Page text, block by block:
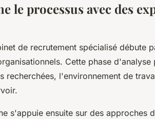
le processus avec des
de recrutement spécialisé débute
Cette phase d'analyse
recherchées, l'environnement de
s'appuie ensuite sur des approches